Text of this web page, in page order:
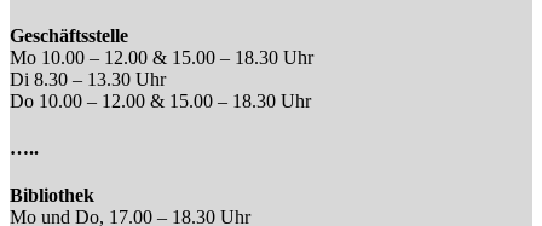
Geschäftsstelle
Mo 10.00 – 12.00 & 15.00 – 18.30 Uhr
Di 8.30 – 13.30 Uhr
Do 10.00 – 12.00 & 15.00 – 18.30 Uhr
…..
Bibliothek
Mo und Do, 17.00 – 18.30 Uhr